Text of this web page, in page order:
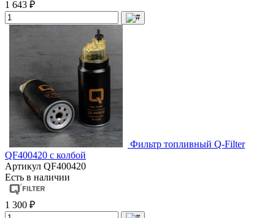
1 643 ₽
Фильтр топливный Q-Filter
QF400420 с колбой
Артикул QF400420
Есть в наличии
1 300 ₽